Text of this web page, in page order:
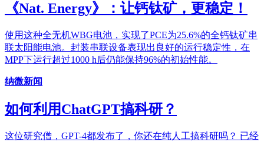
《Nat. Energy》：让钙钛矿，更稳定！
使用这种全无机WBG电池，实现了PCE为25.6%的全钙钛矿串
联太阳能电池。封装串联设备表现出良好的运行稳定性，在
MPP下运行超过1000 h后仍能保持96%的初始性能。
纳微新闻
如何利用ChatGPT搞科研？
这位研究僧，GPT-4都发布了，你还在纯人工搞科研吗？ 已经